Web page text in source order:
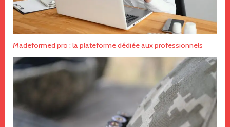
Madeformed pro : la plateforme dédiée aux professionnels